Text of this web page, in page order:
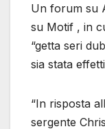
Un forum su
su Motif , in
“getta seri
sia stata
“In risposta
sergente